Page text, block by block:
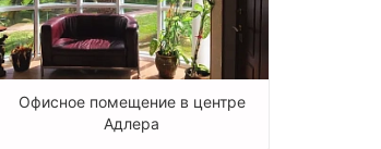
Офисное помещение в центре
Адлера